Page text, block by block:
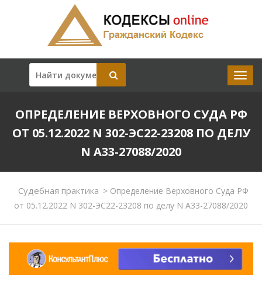
ОПРЕДЕЛЕНИЕ ВЕРХОВНОГО СУДА РФ
ОТ 05.12.2022 N 302-ЭС22-23208 ПО ДЕЛУ
N А33-27088/2020
Судебная практика >Определение Верховного Суда РФ
от 05.12.2022 N 302-ЭС22-23208 по делу N А33-27088/2020